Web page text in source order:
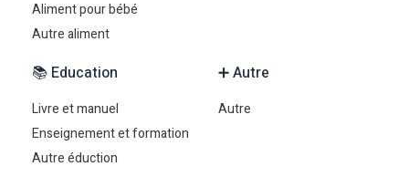
Aliment pour bébé
Autre aliment
📚 Education
Livre et manuel
Enseignement et formation
Autre éduction
➕ Autre
Autre